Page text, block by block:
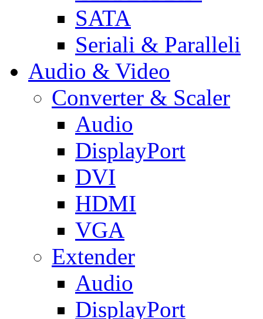
SATA
Seriali & Paralleli
Audio & Video
Converter & Scaler
Audio
DisplayPort
DVI
HDMI
VGA
Extender
Audio
DisplayPort